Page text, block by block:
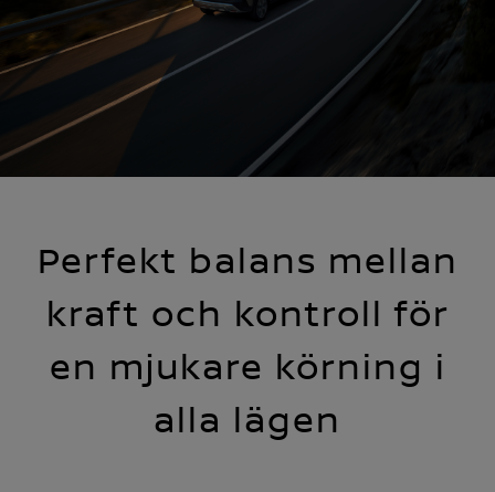
Perfekt balans mellan
kraft och kontroll för
en mjukare körning i
alla lägen